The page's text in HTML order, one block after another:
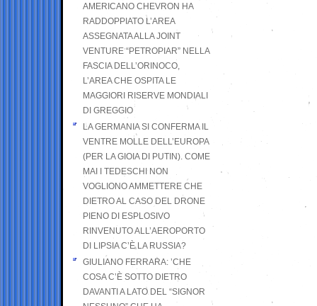
AMERICANO CHEVRON HA
RADDOPPIATO L’AREA
ASSEGNATA ALLA JOINT
VENTURE “PETROPIAR” NELLA
FASCIA DELL’ORINOCO,
L’AREA CHE OSPITA LE
MAGGIORI RISERVE MONDIALI
DI GREGGIO
LA GERMANIA SI CONFERMA IL
VENTRE MOLLE DELL’EUROPA
(PER LA GIOIA DI PUTIN). COME
MAI I TEDESCHI NON
VOGLIONO AMMETTERE CHE
DIETRO AL CASO DEL DRONE
PIENO DI ESPLOSIVO
RINVENUTO ALL’AEROPORTO
DI LIPSIA C’È LA RUSSIA?
GIULIANO FERRARA: ’CHE
COSA C’È SOTTO DIETRO
DAVANTI A LATO DEL “SIGNOR